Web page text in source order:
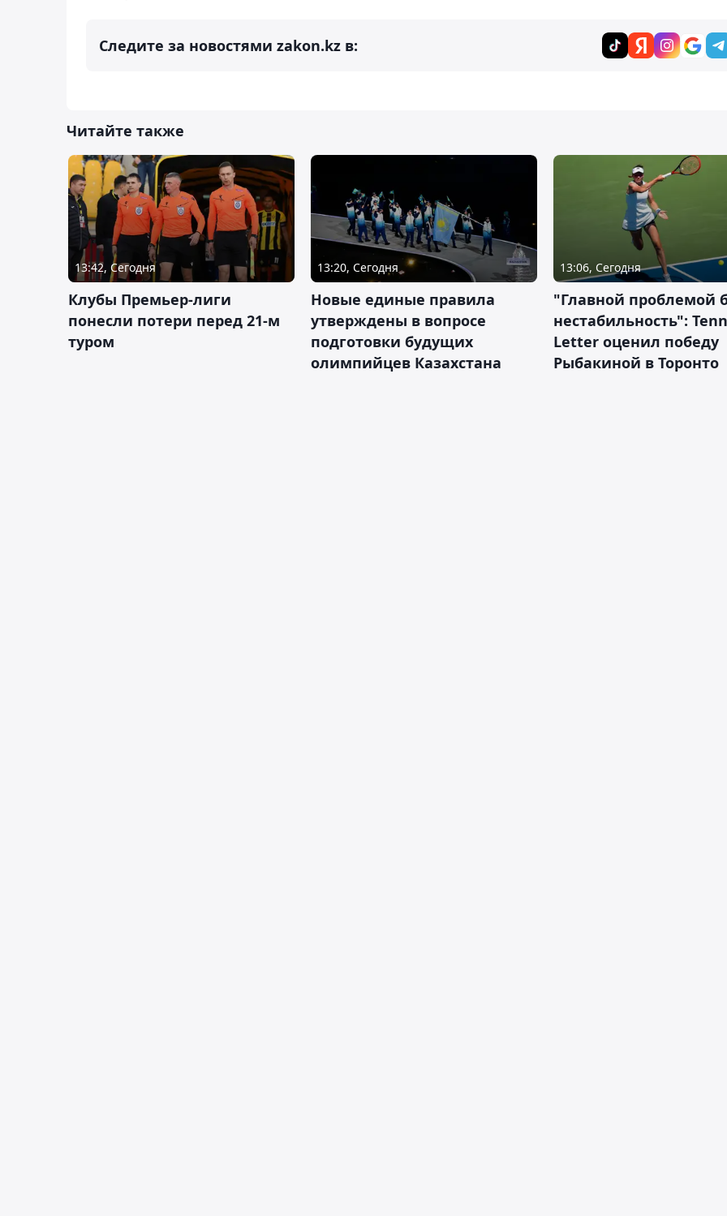
Следите за новостями zakon.kz в:
Читайте также
13:42, Сегодня
Клубы Премьер-лиги
понесли потери перед 21-м
туром
13:20, Сегодня
Новые единые правила
утверждены в вопросе
подготовки будущих
олимпийцев Казахстана
13:06, Сегодня
"Главной проблемой
нестабильность":
Letter оценил победу
Рыбакиной в Торонто